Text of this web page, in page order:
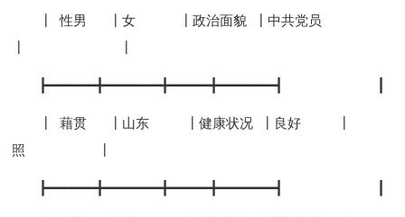
┃ 性男 ┃女 ┃政治面貌 ┃中共党员
┣━━━━━━╋━━━━━━━╋━━━━━╋━━━━━━━┫ ┃
┃ 藉贯 ┃山东 ┃健康状况 ┃良好 ┃
照 ┃
┣━━━━━━╋━━━━━━━╋━━━━━╋━━━━━━━┫ ┃